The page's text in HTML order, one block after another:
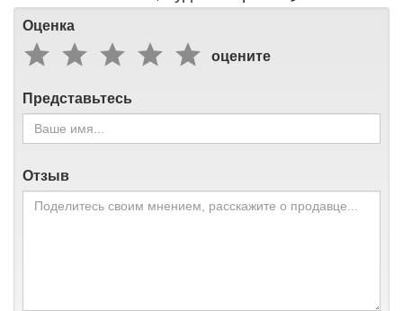
Оценка
оцените
Представьтесь
Отзыв